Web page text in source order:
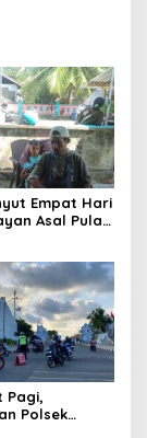
Empat Hari
Asal Pulau
Pagi,
Polsek